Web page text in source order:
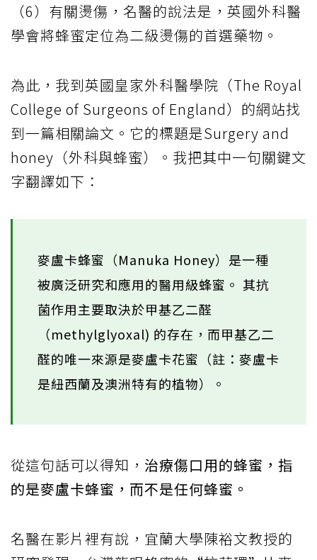
（6）有關燙傷，名醫的說法是，英國外科醫
學會將蜂蜜定位為二級燙傷的首選藥物。
為此，我到英國皇家外科醫學院（The Royal
College of Surgeons of England）的網站找
到一篇相關論文。它的標題是Surgery and
honey（外科與蜂蜜）。我把其中一句關鍵文
字翻譯如下：
麥盧卡蜂蜜（Manuka Honey）是一種
被廣泛研究和應用的醫用級蜂蜜。 其抗
菌作用主要取決於甲基乙二醛
（methylglyoxal) 的存在，而甲基乙二
醛的唯一來源是麥盧卡花蜜（註：麥盧卡
是紐西蘭及澳洲特有的植物）。
從這句話可以得知， 治療傷口用的蜂蜜，指
的是麥盧卡蜂蜜，而不是任何蜂蜜。
名醫在影片裡有說，宜蘭大學陳裕文教授的